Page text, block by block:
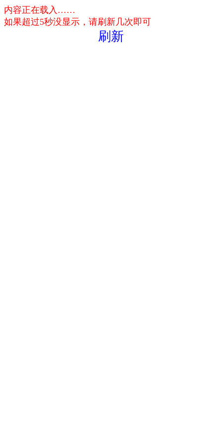
内容正在载入……
如果超过5秒没显示，请刷新几次即可
刷新